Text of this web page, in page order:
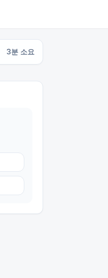
3분 소요